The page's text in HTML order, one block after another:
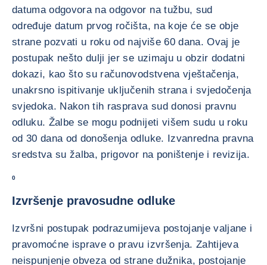
datuma odgovora na odgovor na tužbu, sud
određuje datum prvog ročišta, na koje će se obje
strane pozvati u roku od najviše 60 dana. Ovaj je
postupak nešto dulji jer se uzimaju u obzir dodatni
dokazi, kao što su računovodstvena vještačenja,
unakrsno ispitivanje uključenih strana i svjedočenja
svjedoka. Nakon tih rasprava sud donosi pravnu
odluku. Žalbe se mogu podnijeti višem sudu u roku
od 30 dana od donošenja odluke. Izvanredna pravna
sredstva su žalba, prigovor na poništenje i revizija.
0
Izvršenje pravosudne odluke
Izvršni postupak podrazumijeva postojanje valjane i
pravomoćne isprave o pravu izvršenja. Zahtijeva
neispunjenje obveza od strane dužnika, postojanje